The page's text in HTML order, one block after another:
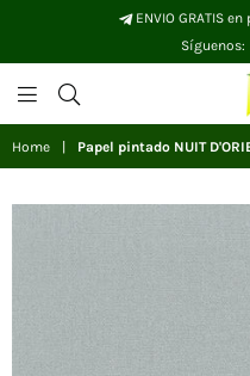
ENVIO GRATIS
Síguenos:
Home Papel pintado NUIT